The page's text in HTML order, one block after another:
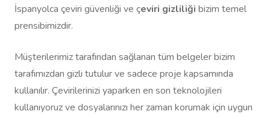
İspanyolca çeviri güvenliği ve çeviri gizliliği bizim temel
prensibimizdir.
Müşterilerimiz tarafından sağlanan tüm belgeler bizim
tarafımızdan gizli tutulur ve sadece proje kapsamında
kullanılır. Çevirilerinizi yaparken en son teknolojileri
kullanıyoruz ve dosyalarınızı her zaman korumak için uygun